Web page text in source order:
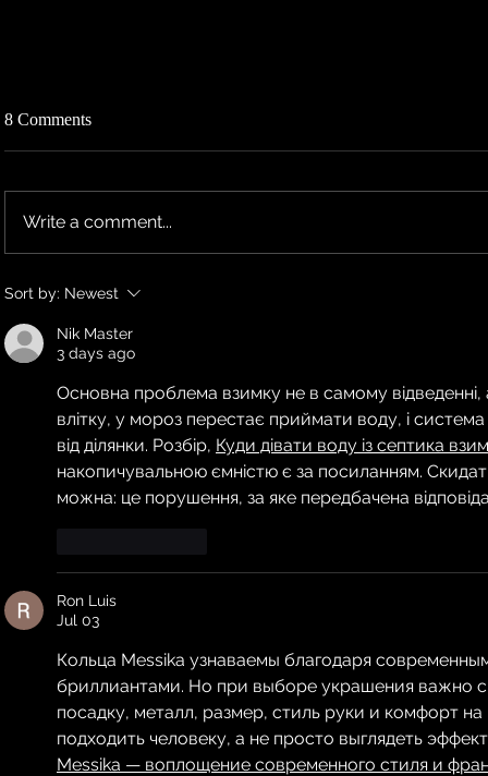
TEN RESCHEDULES 2026 UK
TOUR DATES TO 2027
8 Comments
Write a comment...
Sort by: Newest
Nik Master
3 days ago
Основна проблема взимку не в самому
влітку, у мороз перестає приймати воду, і
від ділянки. Розбір, Куди дівати воду із септика
накопичувальною ємністю є за посиланням.
можна: це порушення, за яке передбачена
Ron Luis
Jul 03
Кольца Messika узнаваемы благодаря
бриллиантами. Но при выборе украшения важно
посадку, металл, размер, стиль руки и комфорт
подходить человеку, а не просто выглядеть
Messika — воплощение современного стиля и